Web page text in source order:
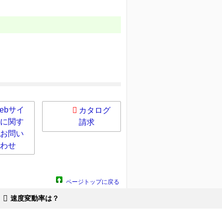
サイ
関す
問い
せ
カタログ
請求
ページトップに戻る
速度変動率は？